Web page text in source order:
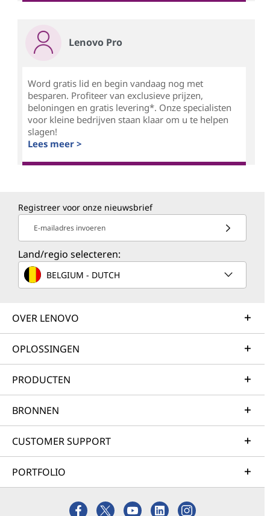
Lenovo Pro
Word gratis lid en begin vandaag nog met
besparen. Profiteer van exclusieve prijzen,
beloningen en gratis levering*. Onze specialisten
voor kleine bedrijven staan klaar om u te helpen
slagen!
Lees meer >
Registreer voor onze nieuwsbrief
E-mailadres invoeren
Land/regio selecteren:
BELGIUM - DUTCH
OVER LENOVO
OPLOSSINGEN
PRODUCTEN
BRONNEN
CUSTOMER SUPPORT
PORTFOLIO